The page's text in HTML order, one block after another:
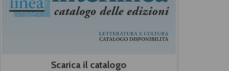
Scarica il catalogo